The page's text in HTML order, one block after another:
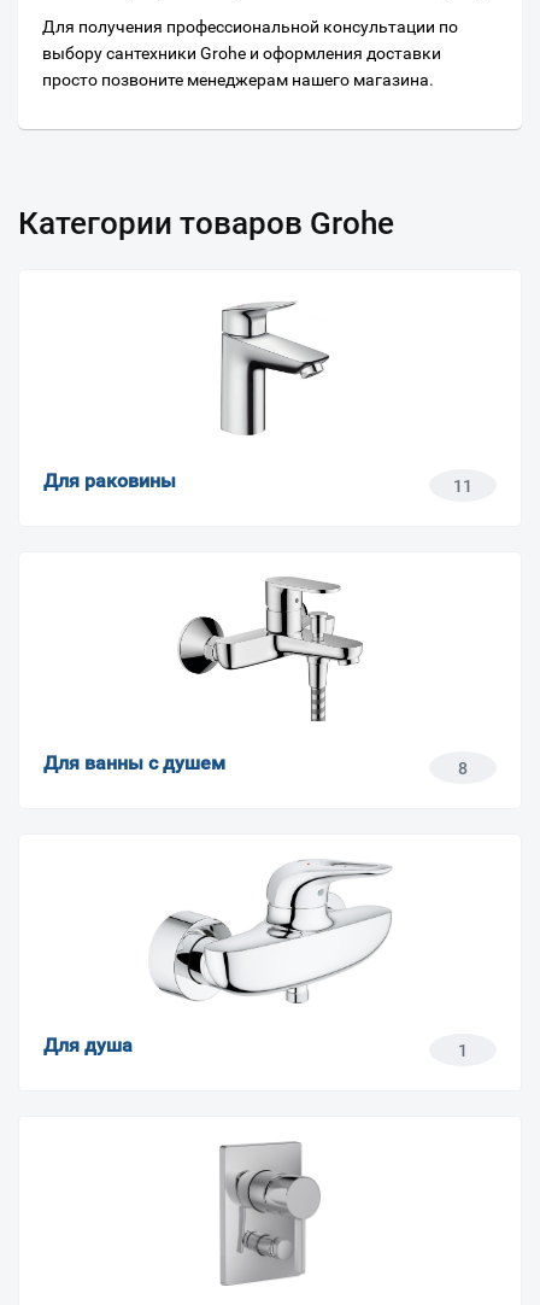
Для получения профессиональной консультации по
выбору сантехники Grohe и оформления доставки
просто позвоните менеджерам нашего магазина.
Категории товаров Grohe
Для раковины 11
Для ванны с душем 8
Для душа 1